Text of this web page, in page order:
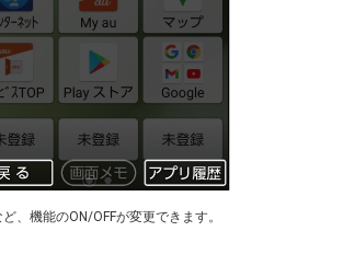
、機能のON/OFFが変更できます。